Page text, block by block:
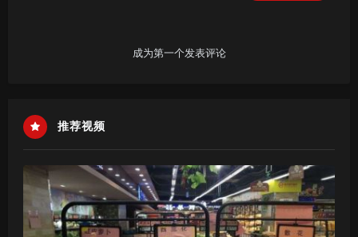
成为第一个发表评论
推荐视频